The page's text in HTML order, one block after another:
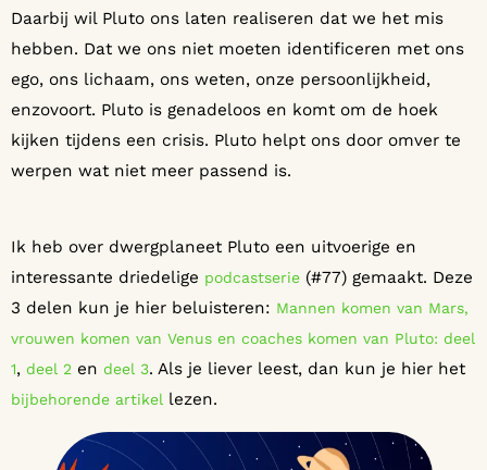
Daarbij wil Pluto ons laten realiseren dat we het mis
hebben. Dat we ons niet moeten identificeren met ons
ego, ons lichaam, ons weten, onze persoonlijkheid,
enzovoort. Pluto is genadeloos en komt om de hoek
kijken tijdens een crisis. Pluto helpt ons door omver te
werpen wat niet meer passend is.
Ik heb over dwergplaneet Pluto een uitvoerige en
interessante driedelige podcastserie (#77) gemaakt. Deze
3 delen kun je hier beluisteren: Mannen komen van Mars,
vrouwen komen van Venus en coaches komen van Pluto: deel
1, deel 2 en deel 3. Als je liever leest, dan kun je hier het
bijbehorende artikel lezen.